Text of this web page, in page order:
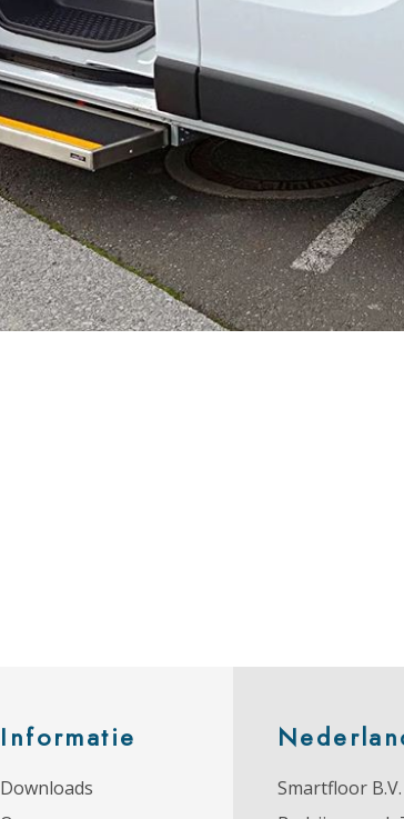
Informatie
Downloads
Smartfloor B.V.